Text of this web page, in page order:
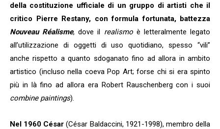
della costituzione ufficiale di un gruppo di artisti che il
critico Pierre Restany, con formula fortunata, battezza
Nouveau Réalisme, dove il realismoè letteralmente legato
all’utilizzazione di oggetti di uso quotidiano, spesso “vili”
anche rispetto a quanto sdoganato fino ad allora in ambito
artistico (incluso nella coeva Pop Art; forse chi si era spinto
più in là fino ad allora era Robert Rauschenberg con i suoi
combine paintings).
Nel 1960 César (César Baldaccini, 1921-1998), membro della